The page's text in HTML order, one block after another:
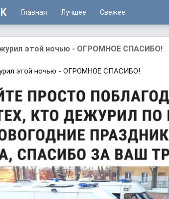
Главная Лучшее Свежее
этой ночью - ОГРОМНОЕ СПАСИБО!
этой ночью - ОГРОМНОЕ СПАСИБО!